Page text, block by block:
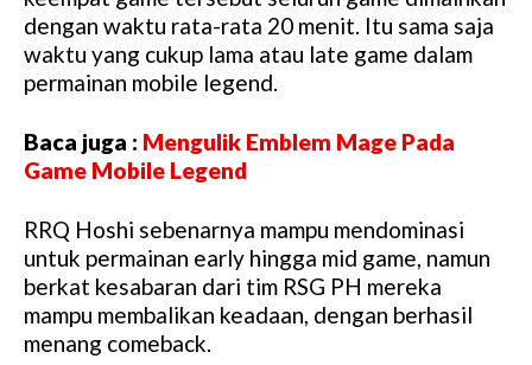
dengan waktu rata-rata 20 menit. Itu sama saja
waktu yang cukup lama atau late game dalam
permainan mobile legend.
Baca juga : Mengulik Emblem Mage Pada
Game Mobile Legend
RRQ Hoshi sebenarnya mampu mendominasi
untuk permainan early hingga mid game, namun
berkat kesabaran dari tim RSG PH mereka
mampu membalikan keadaan, dengan berhasil
menang comeback.